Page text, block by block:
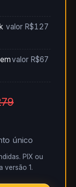
valor R$127
valor R$67
único
PIX ou
versão 1.